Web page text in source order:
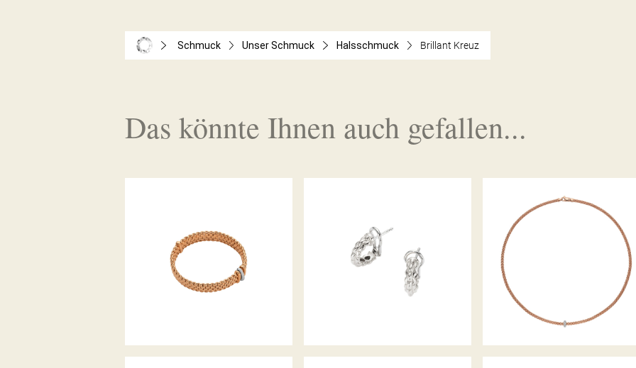
Schmuck Unser Schmuck Halsschmuck Brillant Kreuz
Das könnte Ihnen auch gefallen...
FLEX’IT ARMBAND PANORAMA
KOLLEKTION
CREOLEN EKA TINY
KOLLEKTION
COLLIER PRIMA KOLLEKTION